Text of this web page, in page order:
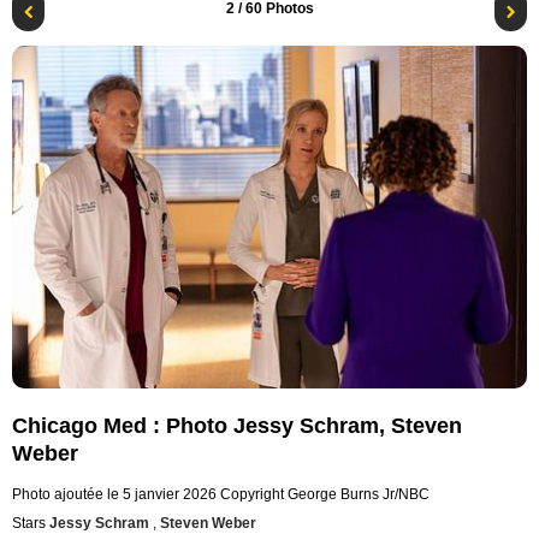
2/ 60 Photos
Chicago Med : Photo Jessy Schram, Steven
Weber
Photo ajoutée le 5 janvier 2026 Copyright George Burns Jr/NBC
Stars Jessy Schram , Steven Weber